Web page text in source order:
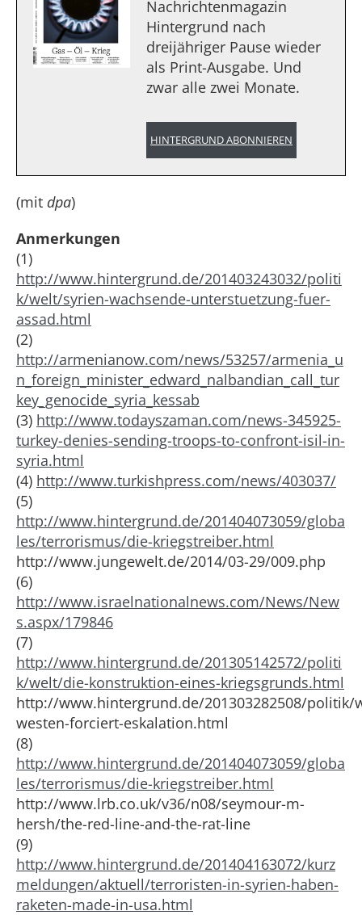
Nachrichtenmagazin
Hintergrund nach
dreijähriger Pause wieder
als Print-Ausgabe. Und
zwar alle zwei Monate.
HINTERGRUND ABONNIEREN
(mit dpa)
Anmerkungen
(1)
http://www.hintergrund.de/201403243032/politi
k/welt/syrien-wachsende-unterstuetzung-fuer-
assad.html
(2)
http://armenianow.com/news/53257/armenia_u
n_foreign_minister_edward_nalbandian_call_tur
key_genocide_syria_kessab
(3) http://www.todayszaman.com/news-345925-
turkey-denies-sending-troops-to-confront-isil-in-
syria.html
(4) http://www.turkishpress.com/news/403037/
(5)
http://www.hintergrund.de/201404073059/globa
les/terrorismus/die-kriegstreiber.html
http://www.jungewelt.de/2014/03-29/009.php
(6)
http://www.israelnationalnews.com/News/New
s.aspx/179846
(7)
http://www.hintergrund.de/201305142572/politi
k/welt/die-konstruktion-eines-kriegsgrunds.html
http://www.hintergrund.de/201303282508/politik/
westen-forciert-eskalation.html
(8)
http://www.hintergrund.de/201404073059/globa
les/terrorismus/die-kriegstreiber.html
http://www.lrb.co.uk/v36/n08/seymour-m-
hersh/the-red-line-and-the-rat-line
(9)
http://www.hintergrund.de/201404163072/kurz
meldungen/aktuell/terroristen-in-syrien-haben-
raketen-made-in-usa.html